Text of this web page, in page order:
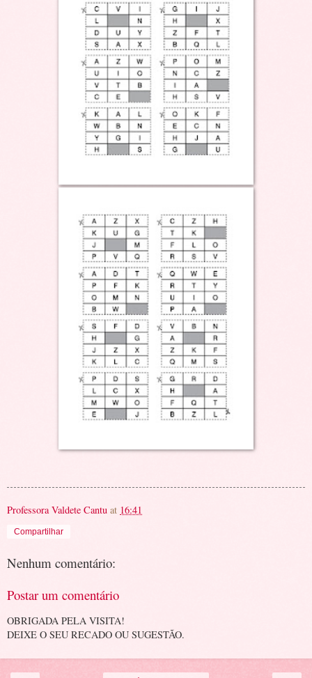
Professora Valdete Cantu at 16:41
Compartilhar
Nenhum comentário:
Postar um comentário
OBRIGADA PELA VISITA!
DEIXE O SEU RECADO OU SUGESTÃO.